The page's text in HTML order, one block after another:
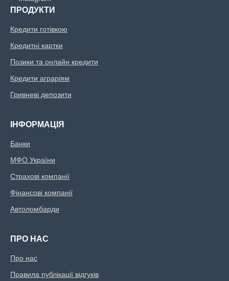
ПРОДУКТИ
Кредити готівкою
Кредитні картки
Позики та онлайн кредити
Кредити аграріям
Гривневі депозити
ІНФОРМАЦІЯ
Банки
МФО України
Страхові компанії
Фінансові компанії
Автоломбарди
ПРО НАС
Про нас
Правила публікації відгуків